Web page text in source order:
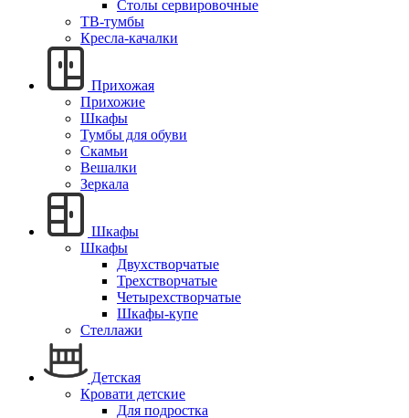
Столы сервировочные
ТВ-тумбы
Кресла-качалки
Прихожая
Прихожие
Шкафы
Тумбы для обуви
Скамьи
Вешалки
Зеркала
Шкафы
Шкафы
Двухстворчатые
Трехстворчатые
Четырехстворчатые
Шкафы-купе
Стеллажи
Детская
Кровати детские
Для подростка